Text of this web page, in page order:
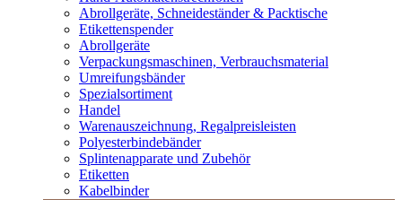
Abrollgeräte, Schneideständer & Packtische
Etikettenspender
Abrollgeräte
Verpackungsmaschinen, Verbrauchsmaterial
Umreifungsbänder
Spezialsortiment
Handel
Warenauszeichnung, Regalpreisleisten
Polyesterbindebänder
Splintenapparate und Zubehör
Etiketten
Kabelbinder